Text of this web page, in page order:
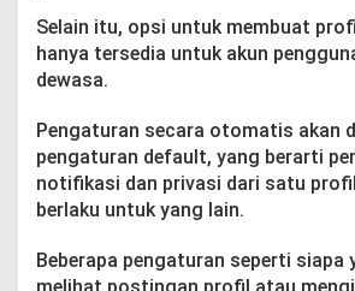
Selain itu, opsi untuk membuat
hanya tersedia untuk akun
dewasa.
Pengaturan secara otomatis akan
pengaturan default, yang berarti
notifikasi dan privasi dari satu
berlaku untuk yang lain.
Beberapa pengaturan seperti siapa